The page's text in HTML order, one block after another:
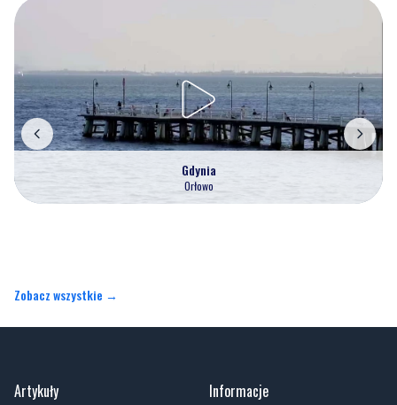
Gdynia
Orłowo
Zobacz wszystkie →
Artykuły Informacje